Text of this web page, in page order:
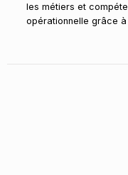
les métiers et
opérationnelle grâce